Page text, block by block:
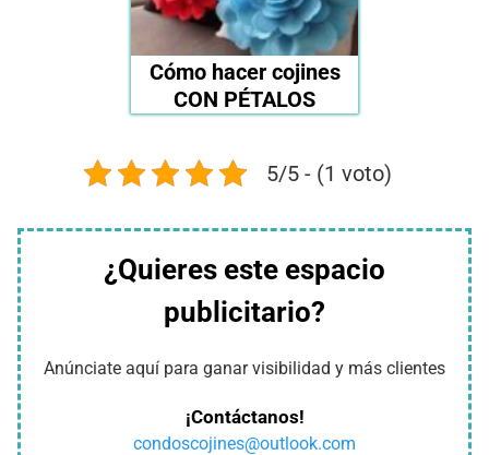
Cómo hacer cojines
CON PÉTALOS
5/5 - (1 voto)
¿Quieres este espacio
publicitario?
Anúnciate aquí para ganar visibilidad y más clientes
¡Contáctanos!
condoscojines@outlook.com